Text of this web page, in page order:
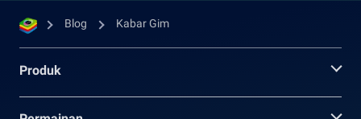
Blog Kabar Gim
Produk